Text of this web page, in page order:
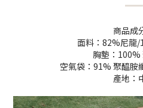
商品成
面料：82%尼龍/
胸墊：100%
空氣袋：91% 聚醯胺
產地：